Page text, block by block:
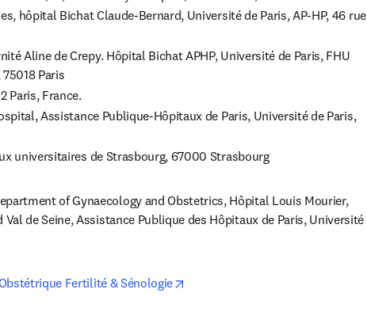
hôpital Bichat Claude-Bernard, Université de Paris, AP-HP, 46 rue
Aline de Crepy. Hôpital Bichat APHP, Université de Paris, FHU
Assistance Publique-Hôpitaux de Paris, Université de Paris,
universitaires de Strasbourg, 67000 Strasbourg
of Gynaecology and Obstetrics, Hôpital Louis Mourier,
de Seine, Assistance Publique des Hôpitaux de Paris, Université
Fertilité & Sénologie